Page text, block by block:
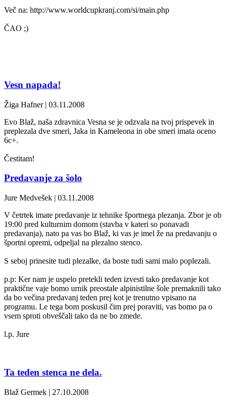
Več na: http://www.worldcupkranj.com/si/main.php
ČAO ;)
Vesn napada!
Žiga Hafner | 03.11.2008
Evo Blaž, naša zdravnica Vesna se je odzvala na tvoj prispevek in
preplezala dve smeri, Jaka in Kameleona in obe smeri imata oceno
6c+.
Čestitam!
Predavanje za šolo
Jure Medvešek | 03.11.2008
V četrtek imate predavanje iz tehnike športnega plezanja. Zbor je ob
19:00 pred kulturnim domom (stavba v kateri so ponavadi
predavanja), nato pa vas bo Blaž, ki vas je imel že na predavanju o
športni opremi, odpeljal na plezalno stenco.
S seboj prinesite tudi plezalke, da boste tudi sami malo poplezali.
p.p: Ker nam je uspelo pretekli teden izvesti tako predavanje kot
praktične vaje bomo urnik preostale alpinistilne šole premaknili tako
da bo večina predavanj teden prej kot je trenutno vpisano na
programu. Le tega bom poskusil čim prej poraviti, vas bomo pa o
vsem sproti obveščali tako da ne bo zmede.
l.p. Jure
Ta teden stenca ne dela.
Blaž Germek | 27.10.2008